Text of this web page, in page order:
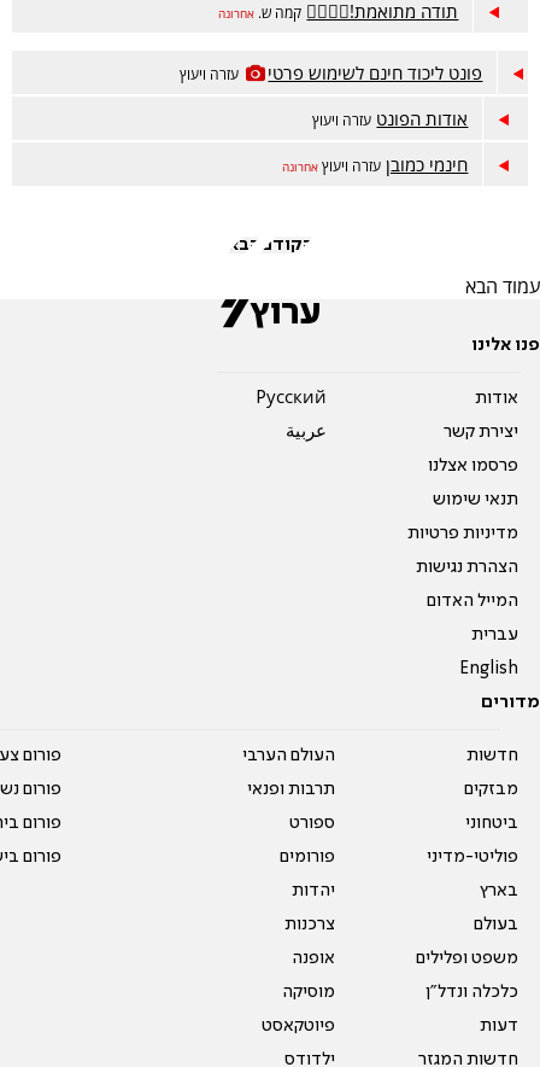
תודה מתואמת!👍🏻🙏🏻 קמה ש. אחרונה
פונט ליכוד חינם לשימוש פרטי עזרה ויעוץ
אודות הפונט עזרה ויעוץ
חינמי כמובן עזרה ויעוץ אחרונה
הקודם הבא
עמוד הבא
פנו אלינו
אודות
יצירת קשר
פרסמו אצלנו
תנאי שימוש
מדיניות פרטיות
הצהרת נגישות
המייל האדום
עברית
English
Pусский
عربية
מדורים
חדשות
מבזקים
ביטחוני
פוליטי-מדיני
בארץ
בעולם
משפט ופלילים
כלכלה ונדל"ן
דעות
חדשות המגזר
העולם הערבי
תרבות ופנאי
ספורט
פורומים
יהדות
צרכנות
אופנה
מוסיקה
פיוטקאסט
ילדודס
פורום
פורום
פורום
פורום